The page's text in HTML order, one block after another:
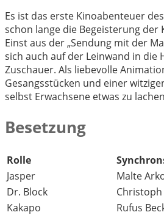
Es ist das erste Kinoabenteuer
schon lange die Begeisterung der
Einst aus der „Sendung mit der
sich auch auf der Leinwand in die
Zuschauer. Als liebevolle
Gesangsstücken und einer
selbst Erwachsene etwas zu
Besetzung
Rolle
Jasper
Malte
Dr. Block
Kakapo
Rufus